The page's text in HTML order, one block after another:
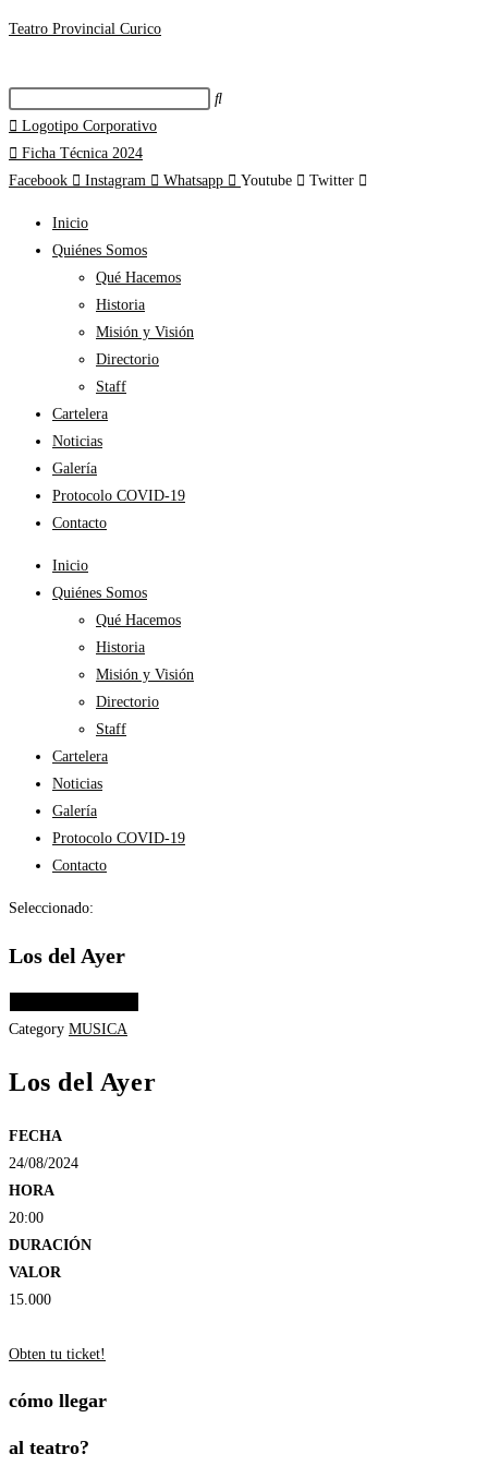
Teatro Provincial Curico
Logotipo Corporativo
Ficha Técnica 2024
Facebook
Instagram Whatsapp Youtube Twitter
Inicio
Quiénes Somos
Qué Hacemos
Historia
Misión y Visión
Directorio
Staff
Cartelera
Noticias
Galería
Protocolo COVID-19
Contacto
Inicio
Quiénes Somos
Qué Hacemos
Historia
Misión y Visión
Directorio
Staff
Cartelera
Noticias
Galería
Protocolo COVID-19
Contacto
Seleccionado:
Los del Ayer
Category MUSICA
Los del Ayer
FECHA
24/08/2024
HORA
20:00
DURACIÓN
VALOR
15.000
Obten tu ticket!
cómo llegar
al teatro?